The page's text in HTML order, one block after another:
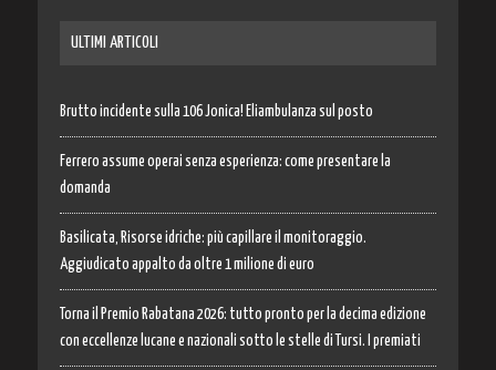
ULTIMI ARTICOLI
Brutto incidente sulla 106 Jonica! Eliambulanza sul posto
Ferrero assume operai senza esperienza: come presentare la
domanda
Basilicata, Risorse idriche: più capillare il monitoraggio.
Aggiudicato appalto da oltre 1 milione di euro
Torna il Premio Rabatana 2026: tutto pronto per la decima edizione
con eccellenze lucane e nazionali sotto le stelle di Tursi. I premiati